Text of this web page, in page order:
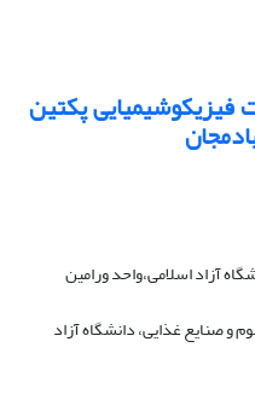
پکتین
آزاد اسلامی،واحد ورامین
و صنایع غذایی، دانشگاه آزاد